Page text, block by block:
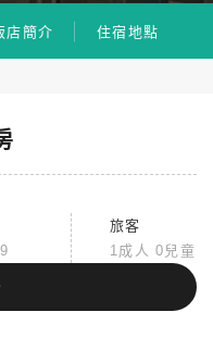
店簡介 住宿地點
旅客
1成人 0兒童